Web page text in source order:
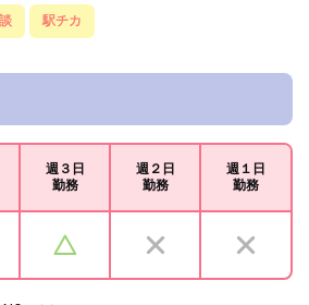
駅チカ
週３日
勤務
週２日
勤務
週１日
勤務